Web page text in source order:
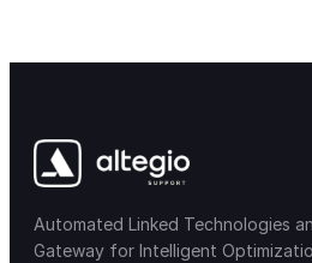
Automated Linked Technologies
Gateway for Intelligent